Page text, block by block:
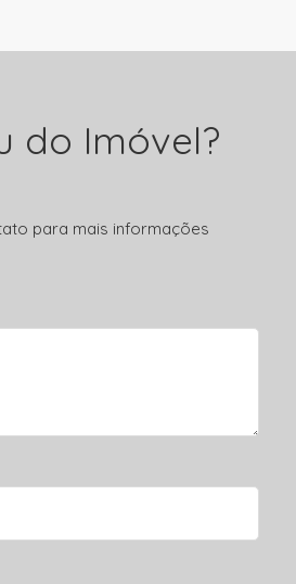
do Imóvel?
para mais informações